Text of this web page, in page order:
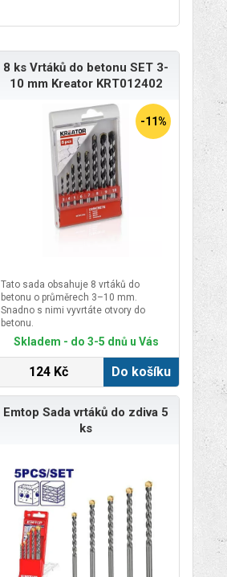
8 ks Vrtáků do betonu SET 3-
10 mm Kreator KRT012402
-11%
Tato sada obsahuje 8 vrtáků do
betonu o průměrech 3–10 mm.
Snadno s nimi vyvrtáte otvory do
betonu.
Karbidová špička ve tvaru sekáče
umožňuje přesné vrtání s minimem
prachu.8 vrtáků do betonu:prům. 3 mm
– délka 68 mmprům. 4 mm – délka 78
mmprům. 5 mm – délka 84 mmprům.
délka 100 mmprům. 8 mm – délka
120 mmprům. 9 mm – délka 120
Skladem - do 3-5 dnů u Vás
124 Kč Do košíku
Emtop Sada vrtáků do zdiva 5
ks